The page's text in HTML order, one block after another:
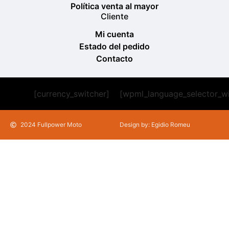
Política venta al mayor
Cliente
Mi cuenta
Estado del pedido
Contacto
[currency_switcher]
2024 Fullpower Moto Design by: Egidio Romeu